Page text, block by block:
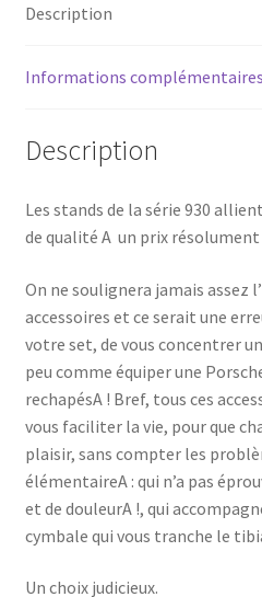
Description
Informations complémentaires
Description
Les stands de la série 930
de qualité A un prix
On ne soulignera jamais assez
accessoires et ce serait une
votre set, de vous concentrer
peu comme équiper une
rechapésA ! Bref, tous ces
vous faciliter la vie, pour que
plaisir, sans compter les
élémentaireA : qui n’a pas
et de douleurA !, qui
cymbale qui vous tranche le
Un choix judicieux.